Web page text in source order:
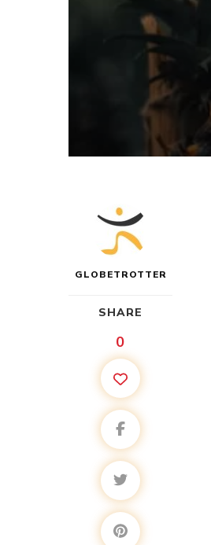
GLOBETROTTER
SHARE
0